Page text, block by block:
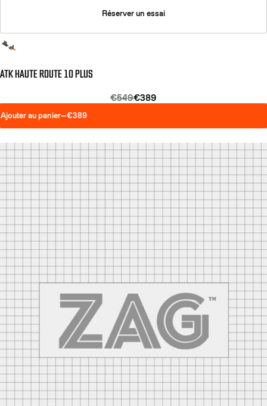
Réserver un essai
ATK HAUTE ROUTE 10 PLUS
€549€389
Ajouter au panier—€389